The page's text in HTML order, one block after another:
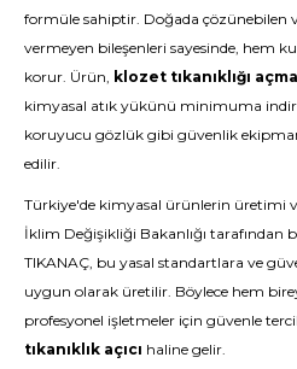
formüle sahiptir. Doğada çözünebilen
vermeyen bileşenleri sayesinde, hem
korur. Ürün, klozet tıkanıklığı açma
kimyasal atık yükünü minimuma
koruyucu gözlük gibi güvenlik
edilir.
Türkiye'de kimyasal ürünlerin üretimi
İklim Değişikliği Bakanlığı tarafından
TIKANAÇ, bu yasal standartlara ve
uygun olarak üretilir. Böylece hem
profesyonel işletmeler için güvenle
tıkanıklık açıcı haline gelir.